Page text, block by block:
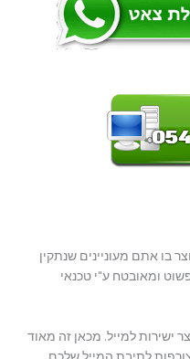
בו אתם מעוניינים שנתקין
ומאובטח ע"י טכנאי
ישירות למייל. מכאן זה מאוד